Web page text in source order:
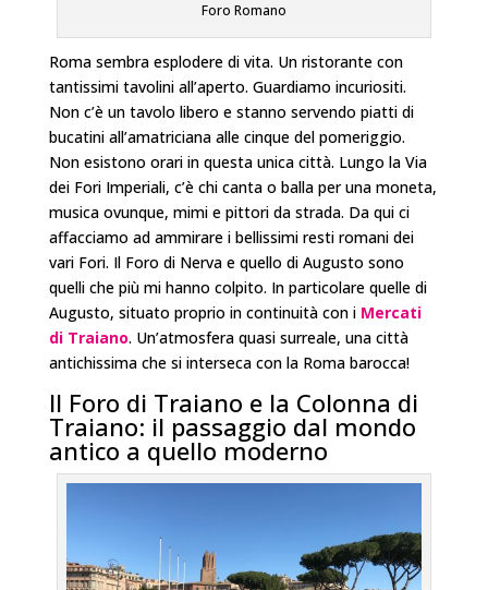
Foro Romano
Roma sembra esplodere di vita. Un ristorante con
tantissimi tavolini all’aperto. Guardiamo incuriositi.
Non c’è un tavolo libero e stanno servendo piatti di
bucatini all’amatriciana alle cinque del pomeriggio.
Non esistono orari in questa unica città. Lungo la Via
dei Fori Imperiali, c’è chi canta o balla per una moneta,
musica ovunque, mimi e pittori da strada. Da qui ci
affacciamo ad ammirare i bellissimi resti romani dei
vari Fori. Il Foro di Nerva e quello di Augusto sono
quelli che più mi hanno colpito. In particolare quelle di
Augusto, situato proprio in continuità con i Mercati
di Traiano. Un’atmosfera quasi surreale, una città
antichissima che si interseca con la Roma barocca!
Il Foro di Traiano e la Colonna di
Traiano: il passaggio dal mondo
antico a quello moderno